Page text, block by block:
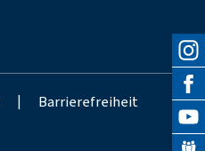
| Barrierefreiheit